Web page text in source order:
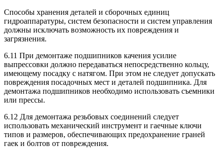
Способы хранения деталей и сборочных единиц
гидроаппаратуры, систем безопасности и систем управления
должны исключать возможность их повреждения и
загрязнения.
6.11 При демонтаже подшипников качения усилие
выпрессовки должно передаваться непосредственно кольцу,
имеющему посадку с натягом. При этом не следует допускать
повреждения посадочных мест и деталей подшипника. Для
демонтажа подшипников необходимо использовать съемники
или прессы.
6.12 Для демонтажа резьбовых соединений следует
использовать механический инструмент и гаечные ключи
типов и размеров, обеспечивающих предохранение граней
гаек и болтов от повреждения.